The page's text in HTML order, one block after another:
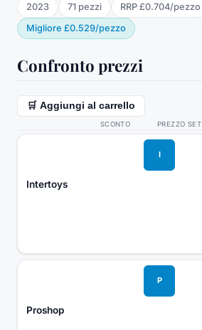
2023 71 pezzi RRP £0.704/pezzo
Migliore £0.529/pezzo
Confronto prezzi
🛒 Aggiungi al carrello
SCONTO PREZZO SET
I
Intertoys
P
Proshop